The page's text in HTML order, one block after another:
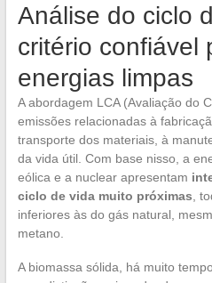
Análise do ciclo
critério confiável
energias limpas
A abordagem LCA (Avaliação do
emissões relacionadas à
transporte dos materiais, à
da vida útil. Com base nisso, a
eólica e a nuclear apresentam
ciclo de vida muito próximas ,
inferiores às do gás natural,
metano.
A biomassa sólida, há muito